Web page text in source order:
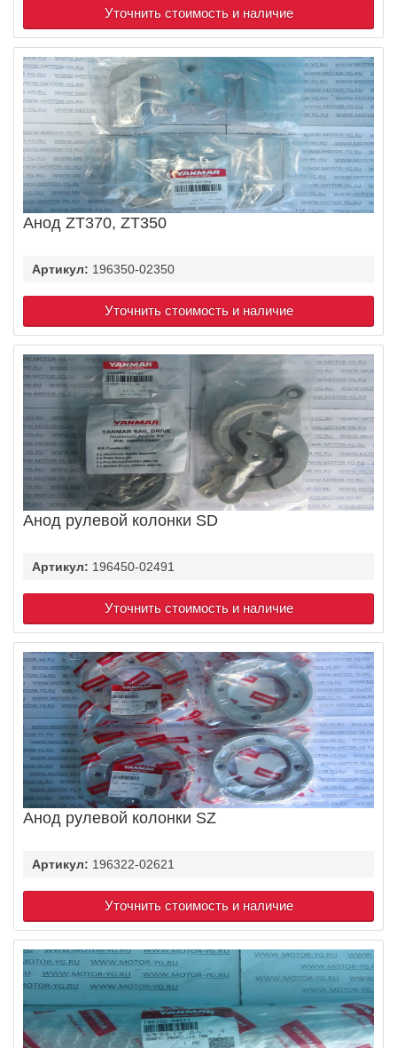
Уточнить стоимость и наличие
Анод ZT370, ZT350
Артикул: 196350-02350
Уточнить стоимость и наличие
Анод рулевой колонки SD
Артикул: 196450-02491
Уточнить стоимость и наличие
Анод рулевой колонки SZ
Артикул: 196322-02621
Уточнить стоимость и наличие